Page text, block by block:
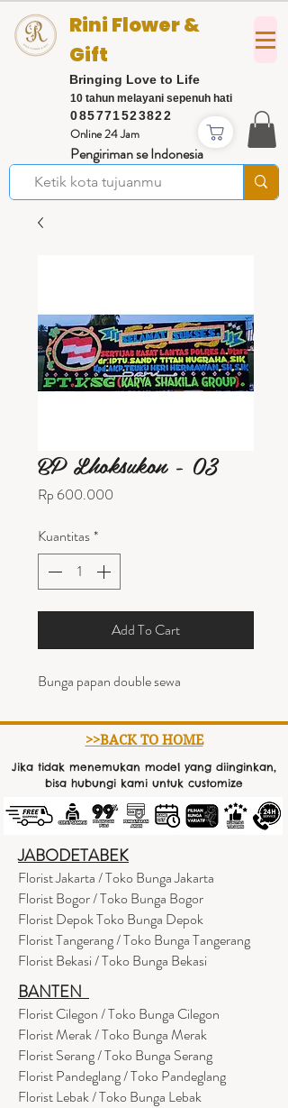
085771523822
Rini Flower &
Gift
Bringing Love to Life
Online 24 Jam
Pengiriman se Indonesia
10 tahun melayani sepenuh hati
BP Lhoksukon - 03
Rp 600.000
Kuantitas*
Add To Cart
Bunga papan double sewa
>>BACK TO HOME
Jika tidak menemukan model yang diinginkan,
bisa hubungi kami untuk customize
JABODETABEK
Florist Jakarta / Toko Bunga Jakarta
Florist Bogor / Toko Bunga Bogor
Florist Depok Toko Bunga Depok
Florist Tangerang / Toko Bunga Tangerang
Florist Bekasi / Toko Bunga Bekasi
BANTEN
Florist Cilegon / Toko Bunga Cilegon
Florist Merak / Toko Bunga Merak
Florist Serang / Toko Bunga Serang
Florist Pandeglang / Toko Pandeglang
Florist Lebak / Toko Bunga Lebak